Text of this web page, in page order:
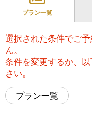
プラン一覧
選択された条件でご
ん。
条件を変更するか、
さい。
プラン一覧